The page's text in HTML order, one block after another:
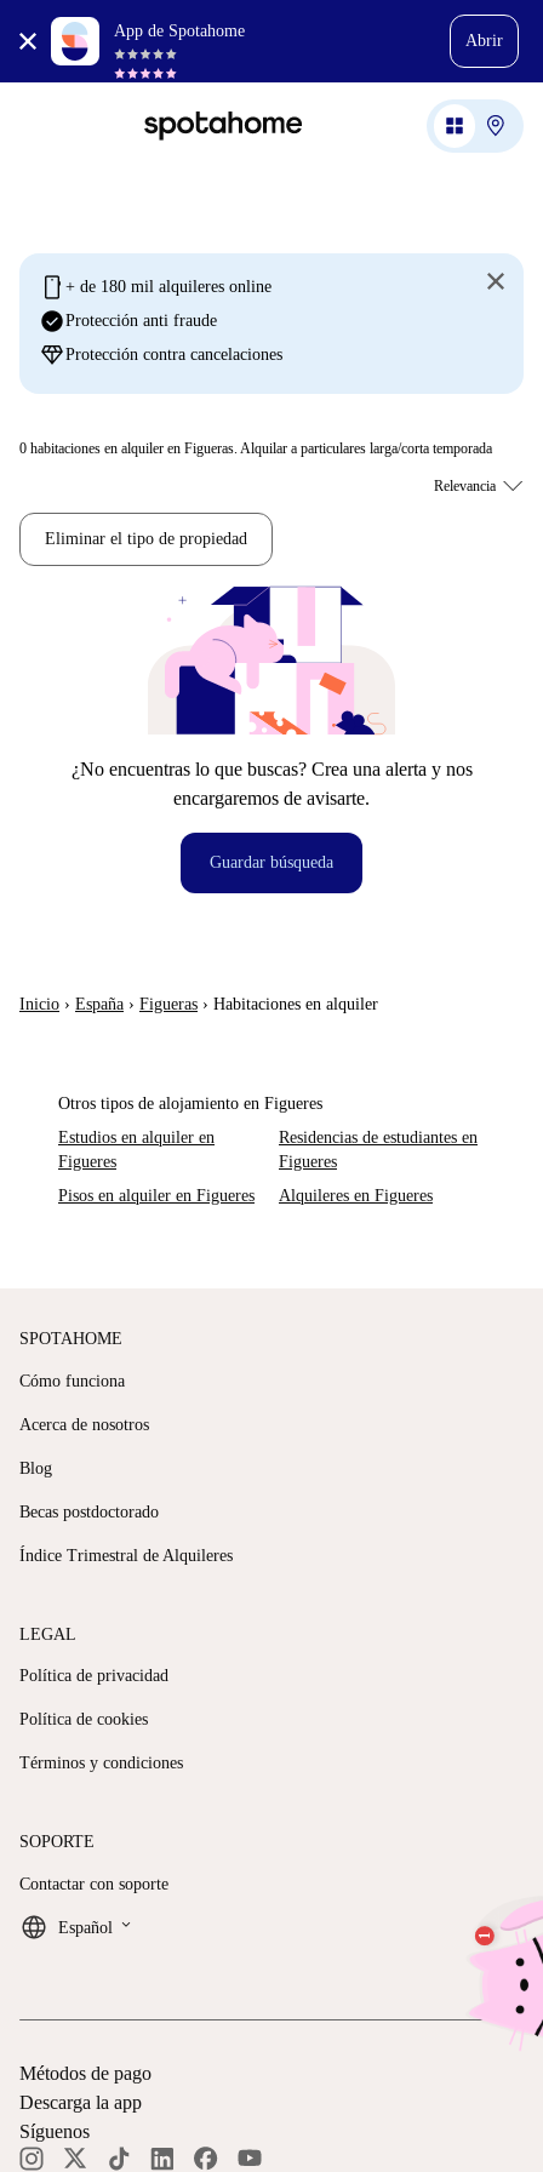
App de Spotahome
Abrir
mobile + de 180 mil alquileres online
check_circleProtección anti fraude
diamondProtección contra cancelaciones
0 habitaciones en alquiler en Figueras. Alquilar a particulares larga/corta temporada
Eliminar el tipo de propiedad
¿No encuentras lo que buscas? Crea una alerta y nos
encargaremos de avisarte.
Guardar búsqueda
Inicio › España › Figueras › Habitaciones en alquiler
Otros tipos de alojamiento en Figueres
Estudios en alquiler en
Figueres
Residencias de estudiantes en
Figueres
Pisos en alquiler en Figueres
Alquileres en Figueres
SPOTAHOME
Cómo funciona
Acerca de nosotros
Blog
Becas postdoctorado
Índice Trimestral de Alquileres
LEGAL
Política de privacidad
Política de cookies
Términos y condiciones
SOPORTE
Contactar con soporte
Español keyboard_arrow_down
Métodos de pago
Descarga la app
Síguenos